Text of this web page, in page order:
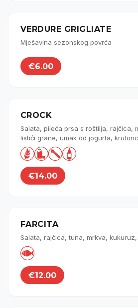
VERDURE GRIGLIATE
Mješavina sezonskog povrća
€6.00
CROCK
Salata, pileća prsa s roštilja, rajčica,
listići grane, umak od jogurta,

€14.00
FARCITA
Salata, rajčica, tuna, mrkva, kukuruz,

€12.00